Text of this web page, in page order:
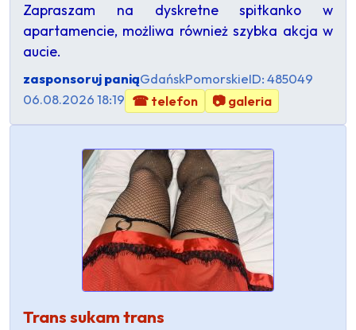
Zapraszam na dyskretne spitkanko w
apartamencie, możliwa również szybka akcja w
aucie.
zasponsoruj paniąGdańskPomorskieID: 485049
06.08.2026 18:19 ☎ telefon 📷 galeria
Trans sukam trans